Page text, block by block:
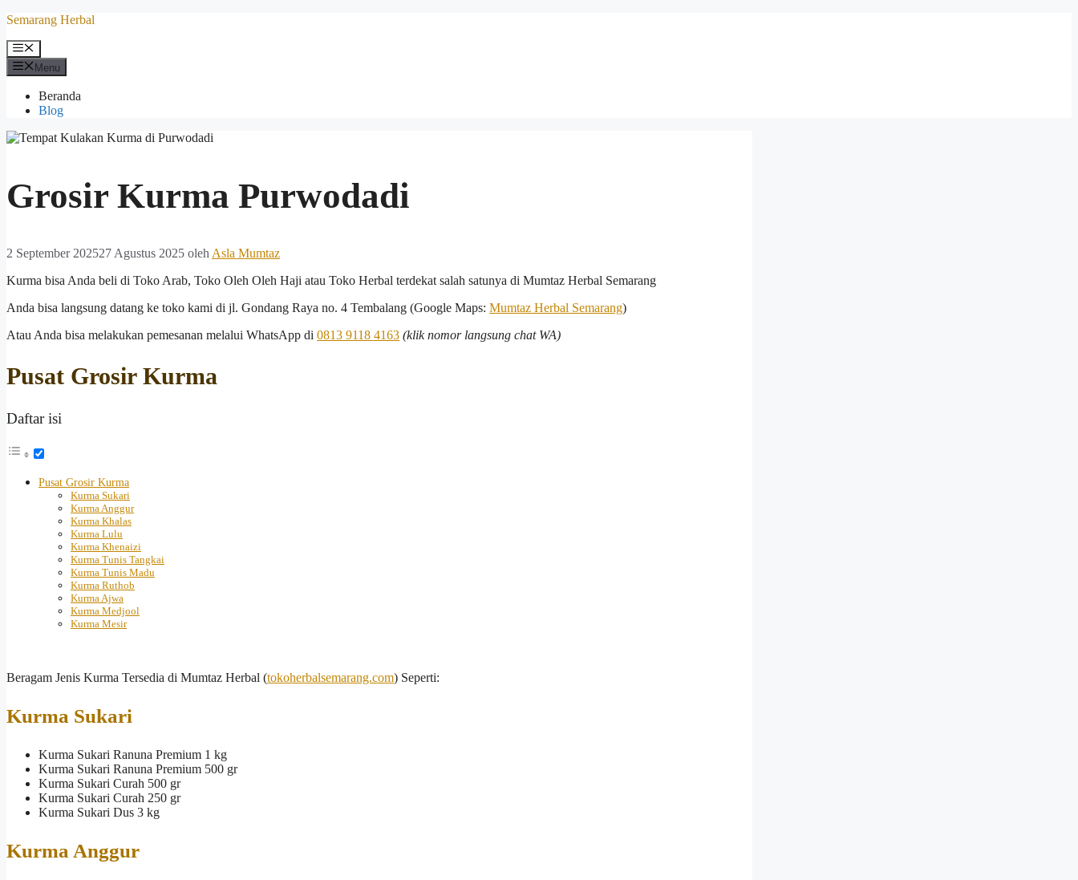
Langsung
isi
Semarang Herbal
Menu
Menu
Beranda
Blog
Grosir Kurma Purwodadi
2 September 202527 Agustus 2025 oleh Asla Mumtaz
Kurma bisa Anda beli di Toko Arab, Toko Oleh Oleh Haji atau Toko Herbal terdekat salah satunya di Mumtaz Herbal Semarang
Anda bisa langsung datang ke toko kami di jl. Gondang Raya no. 4 Tembalang (Google Maps: Mumtaz Herbal Semarang)
Atau Anda bisa melakukan pemesanan melalui WhatsApp di 0813 9118 4163 (klik nomor langsung chat WA)
Pusat Grosir Kurma
Daftar isi
Pusat Grosir Kurma
Kurma Sukari
Kurma Anggur
Kurma Khalas
Kurma Lulu
Kurma Khenaizi
Kurma Tunis Tangkai
Kurma Tunis Madu
Kurma Ruthob
Kurma Ajwa
Kurma Medjool
Kurma Mesir
Beragam Jenis Kurma Tersedia di Mumtaz Herbal (tokoherbalsemarang.com) Seperti:
Kurma Sukari
Kurma Sukari Ranuna Premium 1 kg
Kurma Sukari Ranuna Premium 500 gr
Kurma Sukari Curah 500 gr
Kurma Sukari Curah 250 gr
Kurma Sukari Dus 3 kg
Kurma Anggur